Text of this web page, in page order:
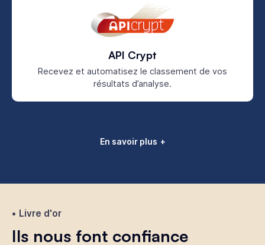
API Crypt
Recevez et automatisez le classement de vos
résultats d’analyse.
En savoir plus
Livre d'or
Ils nous font confiance